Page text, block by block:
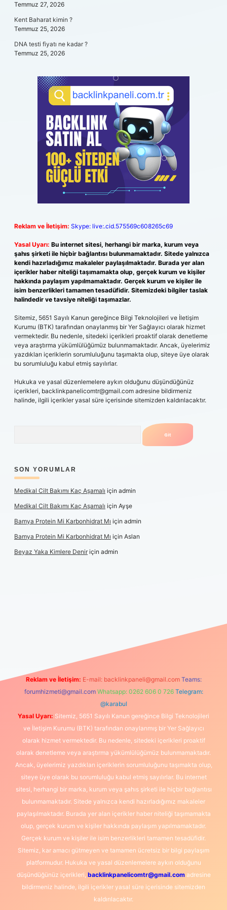
Temmuz 27, 2026
Kent Baharat kimin ?
Temmuz 25, 2026
DNA testi fiyatı ne kadar ?
Temmuz 25, 2026
Reklam ve İletişim: Skype: live:.cid.575569c608265c69
Yasal Uyarı: Bu internet sitesi, herhangi bir marka, kurum veya
şahıs şirketi ile hiçbir bağlantısı bulunmamaktadır. Sitede yalnızca
kendi hazırladığımız makaleler paylaşılmaktadır. Burada yer alan
içerikler haber niteliği taşımamakta olup, gerçek kurum ve kişiler
hakkında paylaşım yapılmamaktadır. Gerçek kurum ve kişiler ile
isim benzerlikleri tamamen tesadüfidir. Sitemizdeki bilgiler taslak
halindedir ve tavsiye niteliği taşımazlar.
Sitemiz, 5651 Sayılı Kanun gereğince Bilgi Teknolojileri ve İletişim
Kurumu (BTK) tarafından onaylanmış bir Yer Sağlayıcı olarak hizmet
vermektedir. Bu nedenle, sitedeki içerikleri proaktif olarak denetleme
veya araştırma yükümlülüğümüz bulunmamaktadır. Ancak, üyelerimiz
yazdıkları içeriklerin sorumluluğunu taşımakta olup, siteye üye olarak
bu sorumluluğu kabul etmiş sayılırlar.
Hukuka ve yasal düzenlemelere aykırı olduğunu düşündüğünüz
içerikleri, backlinkpanelicomtr@gmail.com adresine bildirmeniz
halinde, ilgili içerikler yasal süre içerisinde sitemizden kaldırılacaktır.
SON YORUMLAR
Medikal Cilt Bakımı Kaç Aşamalı için admin
Medikal Cilt Bakımı Kaç Aşamalı için Ayşe
Bamya Protein Mi Karbonhidrat Mı için admin
Bamya Protein Mi Karbonhidrat Mı için Aslan
Beyaz Yaka Kimlere Deniriçin admin
Reklam ve İletişim: E-mail: backlinkpaneli@gmail.com Teams:
forumhizmeti@gmail.com Whatsapp: 0262 606 0 726 Telegram:
@karabul
Yasal Uyarı: Sitemiz, 5651 Sayılı Kanun gereğince Bilgi Teknolojileri
ve İletişim Kurumu (BTK) tarafından onaylanmış bir Yer Sağlayıcı
olarak hizmet vermektedir. Bu nedenle, sitedeki içerikleri proaktif
olarak denetleme veya araştırma yükümlülüğümüz bulunmamaktadır.
Ancak, üyelerimiz yazdıkları içeriklerin sorumluluğunu taşımakta olup,
siteye üye olarak bu sorumluluğu kabul etmiş sayılırlar. Bu internet
sitesi, herhangi bir marka, kurum veya şahıs şirketi ile hiçbir bağlantısı
bulunmamaktadır. Sitede yalnızca kendi hazırladığımız makaleler
paylaşılmaktadır. Burada yer alan içerikler haber niteliği taşımamakta
olup, gerçek kurum ve kişiler hakkında paylaşım yapılmamaktadır.
Gerçek kurum ve kişiler ile isim benzerlikleri tamamen tesadüfidir.
Sitemiz, kar amacı gütmeyen ve tamamen ücretsiz bir bilgi paylaşım
platformudur. Hukuka ve yasal düzenlemelere aykırı olduğunu
düşündüğünüz içerikleri, backlinkpanelicomtr@gmail.comadresine
bildirmeniz halinde, ilgili içerikler yasal süre içerisinde sitemizden
kaldırılacaktır.